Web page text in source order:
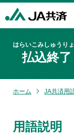
払込終了
はらいこみしゅうり
ホーム JA共済用
用語説明